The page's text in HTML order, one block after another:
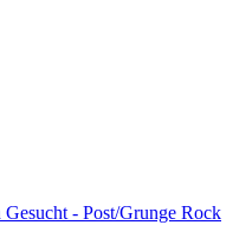
- Post/Grunge Rock